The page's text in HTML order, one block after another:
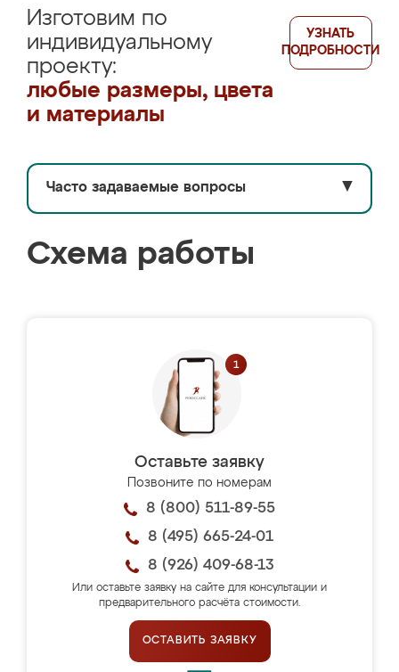
Изготовим по
индивидуальному
проекту:
любые размеры, цвета
и материалы
УЗНАТЬ
ПОДРОБНОСТИ
Часто задаваемые вопросы ▼
Схема работы
Оставьте заявку
Позвоните по номерам
8 (800) 511-89-55
8 (495) 665-24-01
8 (926) 409-68-13
Или оставьте заявку на сайте для консультации и
предварительного расчёта стоимости.
ОСТАВИТЬ ЗАЯВКУ